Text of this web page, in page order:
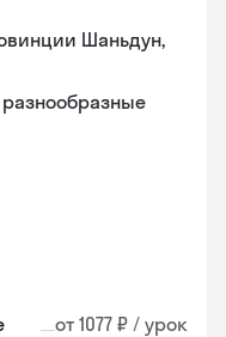
Шаньдун,
от 1077 ₽ / урок